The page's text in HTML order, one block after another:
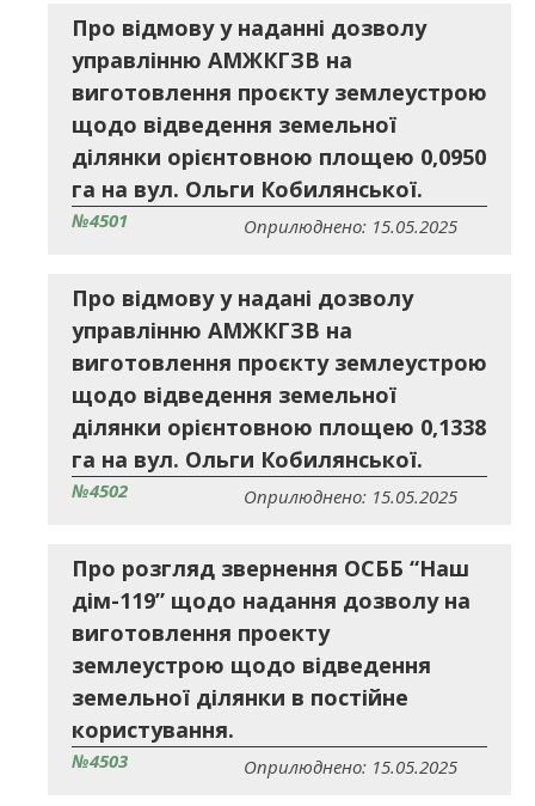
Про відмову у наданні дозволу
управлінню АМЖКГЗВ на
виготовлення проєкту землеустрою
щодо відведення земельної
ділянки орієнтовною площею 0,0950
га на вул. Ольги Кобилянської.
№4501 Оприлюднено: 15.05.2025
Про відмову у надані дозволу
управлінню АМЖКГЗВ на
виготовлення проєкту землеустрою
щодо відведення земельної
ділянки орієнтовною площею 0,1338
га на вул. Ольги Кобилянської.
№4502 Оприлюднено: 15.05.2025
Про розгляд звернення ОСББ “Наш
дім-119” щодо надання дозволу на
виготовлення проекту
землеустрою щодо відведення
земельної ділянки в постійне
користування.
№4503 Оприлюднено: 15.05.2025